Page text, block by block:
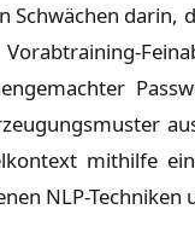
Schwächen
mithilfe
NLP-